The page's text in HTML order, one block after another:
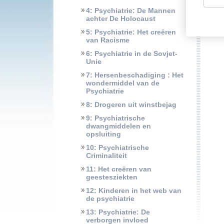
4: Psychiatrie: De Mannen
achter De Holocaust
5: Psychiatrie: Het creëren
van Racisme
6: Psychiatrie in de Sovjet-
Unie
7: Hersenbeschadiging : Het
wondermiddel van de
Psychiatrie
8: Drogeren uit winstbejag
9: Psychiatrische
dwangmiddelen en
opsluiting
10: Psychiatrische
Criminaliteit
11: Het creëren van
geestesziekten
12: Kinderen in het web van
de psychiatrie
13: Psychiatrie: De
verborgen invloed